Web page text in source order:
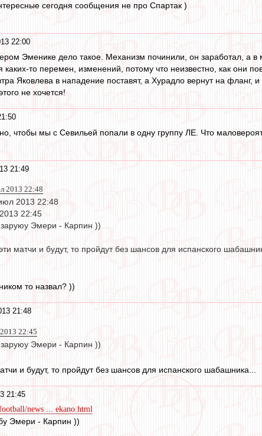
сегодня сообщения не про Спартак )
22:00
Эменике дело такое. Механизм починили, он заработал, а в
каких-то перемен, изменений, потому что неизвестно, как они
Яковлева в нападение поставят, а Хурадло вернут на фланг,
не хочется!
чтобы мы с Севильей попали в одну группу ЛЕ. Что
21:49
2013 22:48
2013 22:48
22:45
Эмери - Карпин ))
матчи и будут, то пройдут без шансов для испанского
то назвал? ))
21:48
22:45
Эмери - Карпин ))
и будут, то пройдут без шансов для испанского шабашника...
21:45
news ... ekano.html
Эмери - Карпин ))